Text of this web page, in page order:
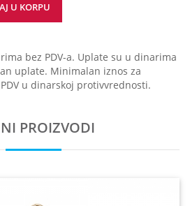
U KORPU
bez PDV-a. Uplate su u dinarima
uplate. Minimalan iznos za
u dinarskoj protivvrednosti.
PROIZVODI